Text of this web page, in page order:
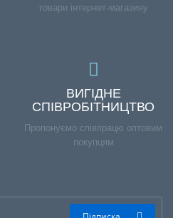
товари інтернет-магазину
ВИГІДНЕ
СПІВРОБІТНИЦТВО
Пропонуємо співпрацю оптовим
покупцям